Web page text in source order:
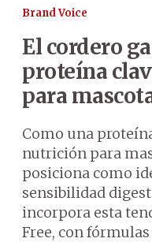
Brand Voice
El cordero
proteína
para
Como una
nutrición para
posiciona como
sensibilidad
incorpora esta
Free, con